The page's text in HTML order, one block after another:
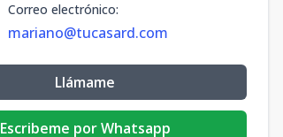
Correo electrónico:
mariano@tucasard.com
Llámame
Escribeme por Whatsapp